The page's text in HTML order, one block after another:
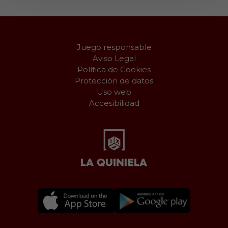
Juego responsable
Aviso Legal
Política de Cookies
Protección de datos
Uso web
Accesibilidad